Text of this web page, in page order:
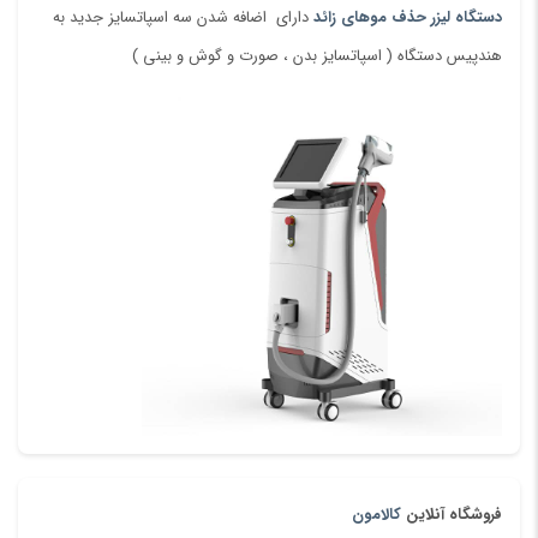
دستگاه لیزر حذف موهای زائددارای اضافه شدن سه اسپاتسایز جدید به
هندپیس دستگاه ( اسپاتسایز بدن ، صورت و گوش و بینی )
فروشگاه آنلاین کالامون
قابلیت ذخیره پرونده تمامی مشتریان در دستگاه و تنظیم خودکار
دستگاه برای جلسه
جوابدهی کاملا تضمینی فقط در 4 جلسه
(گارانتی تعویض قطعات) دستگاه بدون قید و شرط
( در صورت عدم نارضایتی مشتری از
ایمیل*
ذخیره نام، ایمیل و وبسایت من در مرورگر برای زمانی که دوباره دیدگاهی